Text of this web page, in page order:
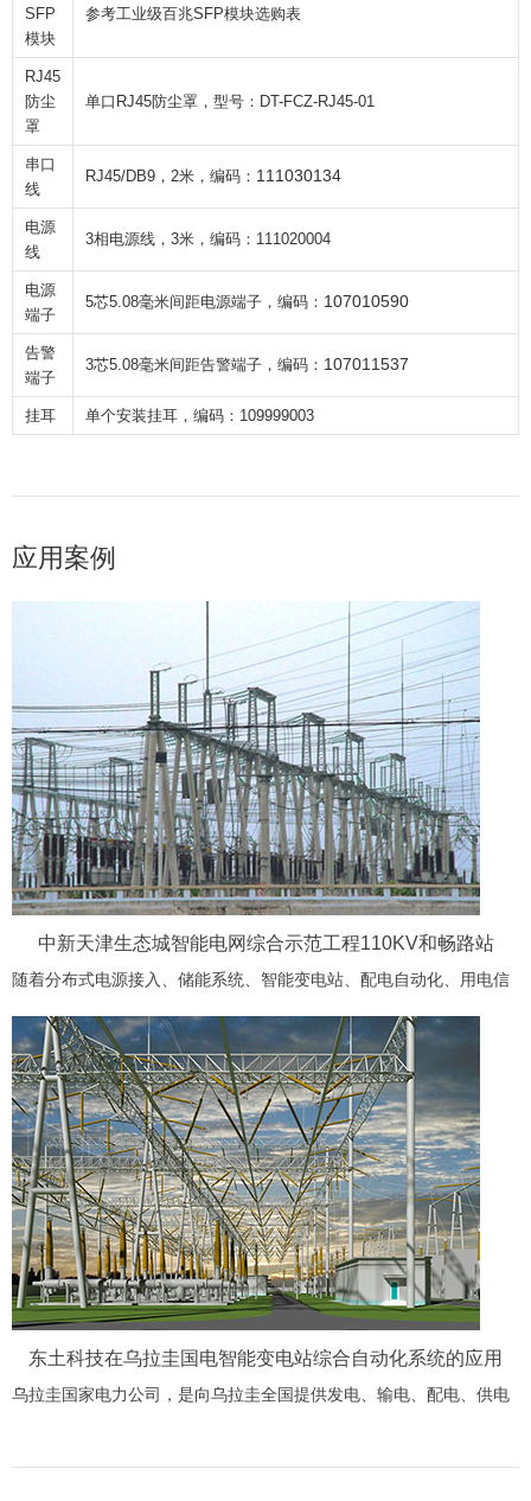
SFP
模块
参考工业级百兆SFP模块选购表
RJ45
防尘
罩
单口RJ45防尘罩，型号：DT-FCZ-RJ45-01
串口
线
RJ45/DB9 ， 2米，编码： 111030134
电源
线
3相电源线， 3米，编码： 111020004
电源
端子
5芯5.08毫米间距电源端子，编码： 107010590
告警
端子
3芯5.08毫米间距告警端子，编码： 107011537
挂耳 单个安装挂耳，编码： 109999003
应用案例
中新天津生态城智能电网综合示范工程110KV和畅路站
随着分布式电源接入、储能系统、智能变电站、配电自动化、用电信
等12个子项工程的完成，中新天津生态城智能电网综合示范工程成功
投运，将集中展示
东土科技在乌拉圭国电智能变电站综合自动化系统的应用
乌拉圭国家电力公司，是向乌拉圭全国提供发电、输电、配电、供电